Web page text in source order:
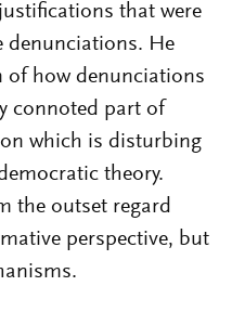
that were
denunciations. He
of how denunciations
connoted part of
which is disturbing
theory.
the outset regard
perspective, but